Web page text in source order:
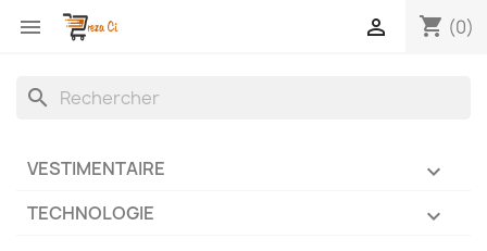
 shopping_cart (0)

search

VESTIMENTAIRE

TECHNOLOGIE